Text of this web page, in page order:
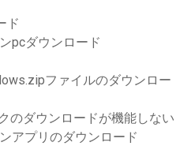
ド
pcダウンロード
ファイルのダウンロー
のダウンロードが機能しない
アプリのダウンロード